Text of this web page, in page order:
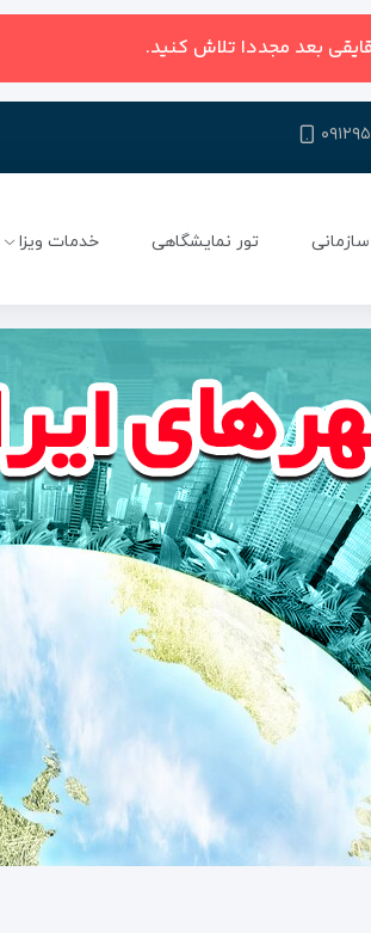
بعد مجددا تلاش کنید.
تور نمایشگاهی خدمات ویزا